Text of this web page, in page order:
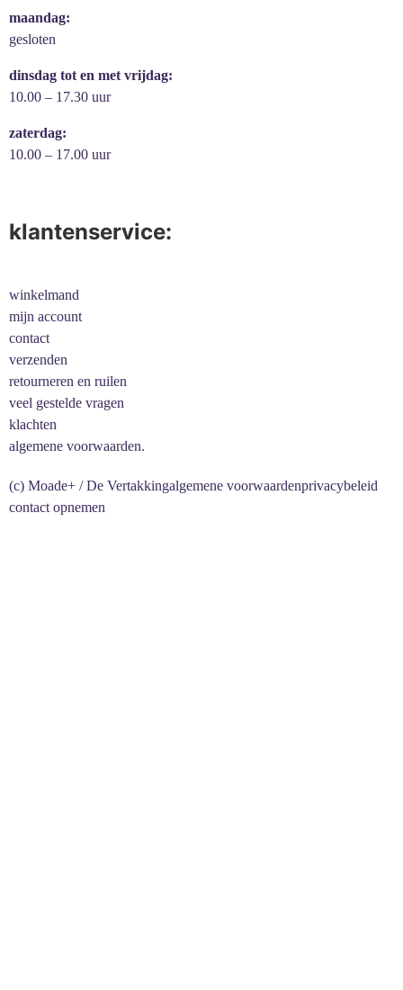
maandag:
gesloten
dinsdag tot en met vrijdag:
10.00 – 17.30 uur
zaterdag:
10.00 – 17.00 uur
klantenservice:
winkelmand
mijn account
contact
verzenden
retourneren en ruilen
veel gestelde vragen
klachten
algemene voorwaarden.
(c) Moade+ / De Vertakkingalgemene voorwaardenprivacybeleid
contact opnemen